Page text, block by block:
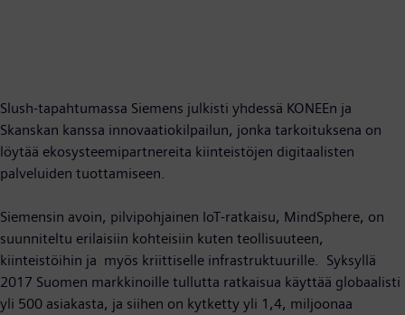
Slush-tapahtumassa Siemens julkisti yhdessä KONEEn ja
Skanskan kanssa innovaatiokilpailun, jonka tarkoituksena on
löytää ekosysteemipartnereita kiinteistöjen digitaalisten
palveluiden tuottamiseen.
Siemensin avoin, pilvipohjainen IoT-ratkaisu, MindSphere, on
suunniteltu erilaisiin kohteisiin kuten teollisuuteen,
kiinteistöihin ja myös kriittiselle infrastruktuurille. Syksyllä
2017 Suomen markkinoille tullutta ratkaisua käyttää globaalisti
yli 500 asiakasta, ja siihen on kytketty yli 1,4, miljoonaa